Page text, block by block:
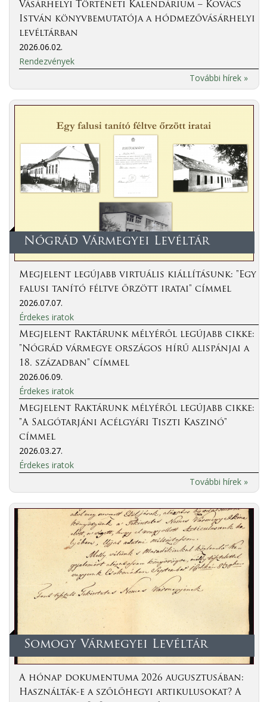
Vásárhelyi Történeti Kalendárium – Kovács
István könyvbemutatója a hódmezővásárhelyi
levéltárban
2026.06.02.
Rendezvények
További hírek »
Nógrád Vármegyei Levéltár
Megjelent legújabb virtuális kiállításunk: "Egy
falusi tanító féltve őrzött iratai" címmel
2026.07.07.
Érdekes iratok
Megjelent Raktárunk mélyéről legújabb cikke:
"Nógrád vármegye országos hírű alispánjai a
18. században" címmel
2026.06.09.
Érdekes iratok
Megjelent Raktárunk mélyéről legújabb cikke:
"A Salgótarjáni Acélgyári Tiszti Kaszinó"
címmel
2026.03.27.
Érdekes iratok
További hírek »
Somogy Vármegyei Levéltár
A hónap dokumentuma 2026 augusztusában:
Használták-e a szőlőhegyi artikulusokat? A